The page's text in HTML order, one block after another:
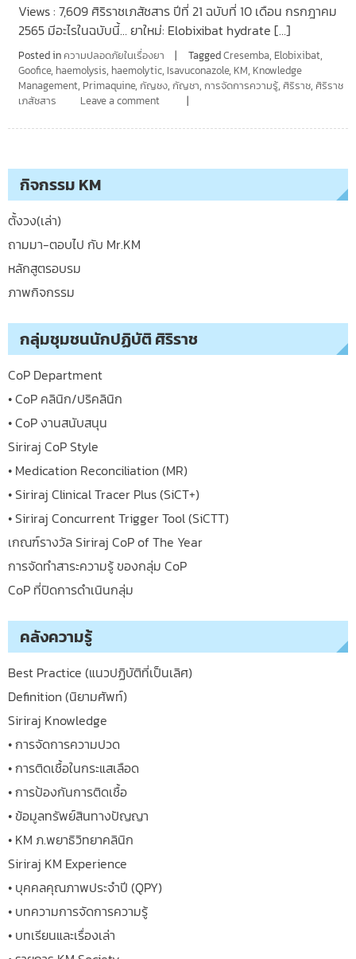
Views : 7,609 ศิริราชเภสัชสาร ปีที่ 21 ฉบับที่ 10 เดือน กรกฎาคม
2565 มีอะไรในฉบับนี้… ยาใหม่: Elobixibat hydrate […]
Posted in ความปลอดภัยในเรื่องยา TaggedCresemba, Elobixibat,
Goofice, haemolysis, haemolytic, Isavuconazole, KM, Knowledge
Management, Primaquine, กัญชง, กัญชา, การจัดการความรู้, ศิริราช, ศิริราช
เภสัชสาร
Leave a comment
กิจกรรม KM
ตั้งวง(เล่า)
ถามมา-ตอบไป กับ Mr.KM
หลักสูตรอบรม
ภาพกิจกรรม
กลุ่มชุมชนนักปฏิบัติ ศิริราช
CoP Department
• CoP คลินิก/ปริคลินิก
• CoP งานสนับสนุน
Siriraj CoP Style
• Medication Reconciliation (MR)
• Siriraj Clinical Tracer Plus (SiCT+)
• Siriraj Concurrent Trigger Tool (SiCTT)
เกณฑ์รางวัล Siriraj CoP of The Year
การจัดทำสาระความรู้ ของกลุ่ม CoP
CoP ที่ปิดการดำเนินกลุ่ม
คลังความรู้
Best Practice (แนวปฏิบัติที่เป็นเลิศ)
Definition (นิยามศัพท์)
Siriraj Knowledge
• การจัดการความปวด
• การติดเชื้อในกระแสเลือด
• การป้องกันการติดเชื้อ
• ข้อมูลทรัพย์สินทางปัญญา
• KM ภ.พยาธิวิทยาคลินิก
Siriraj KM Experience
• บุคคลคุณภาพประจำปี (QPY)
• บทความการจัดการความรู้
• บทเรียนและเรื่องเล่า